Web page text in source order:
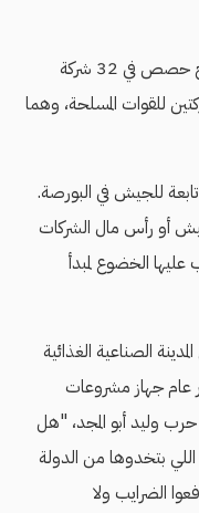
وكانت الحكومة أعلنت قبل يومين عن طرح حصص في 32 شركة
للقوات المسلحة، وهما
تابعة للجيش في البورصة.
أو رأس مال الشركات
الخضوع لمبدأ
الصناعية الغذائية
عام جهاز مشروعات
حرب وليد أبو المجد، "هل
اللي بتخدوها من الدولة
الضرايب ولا